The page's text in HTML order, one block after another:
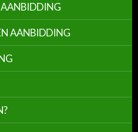
AANBIDDING